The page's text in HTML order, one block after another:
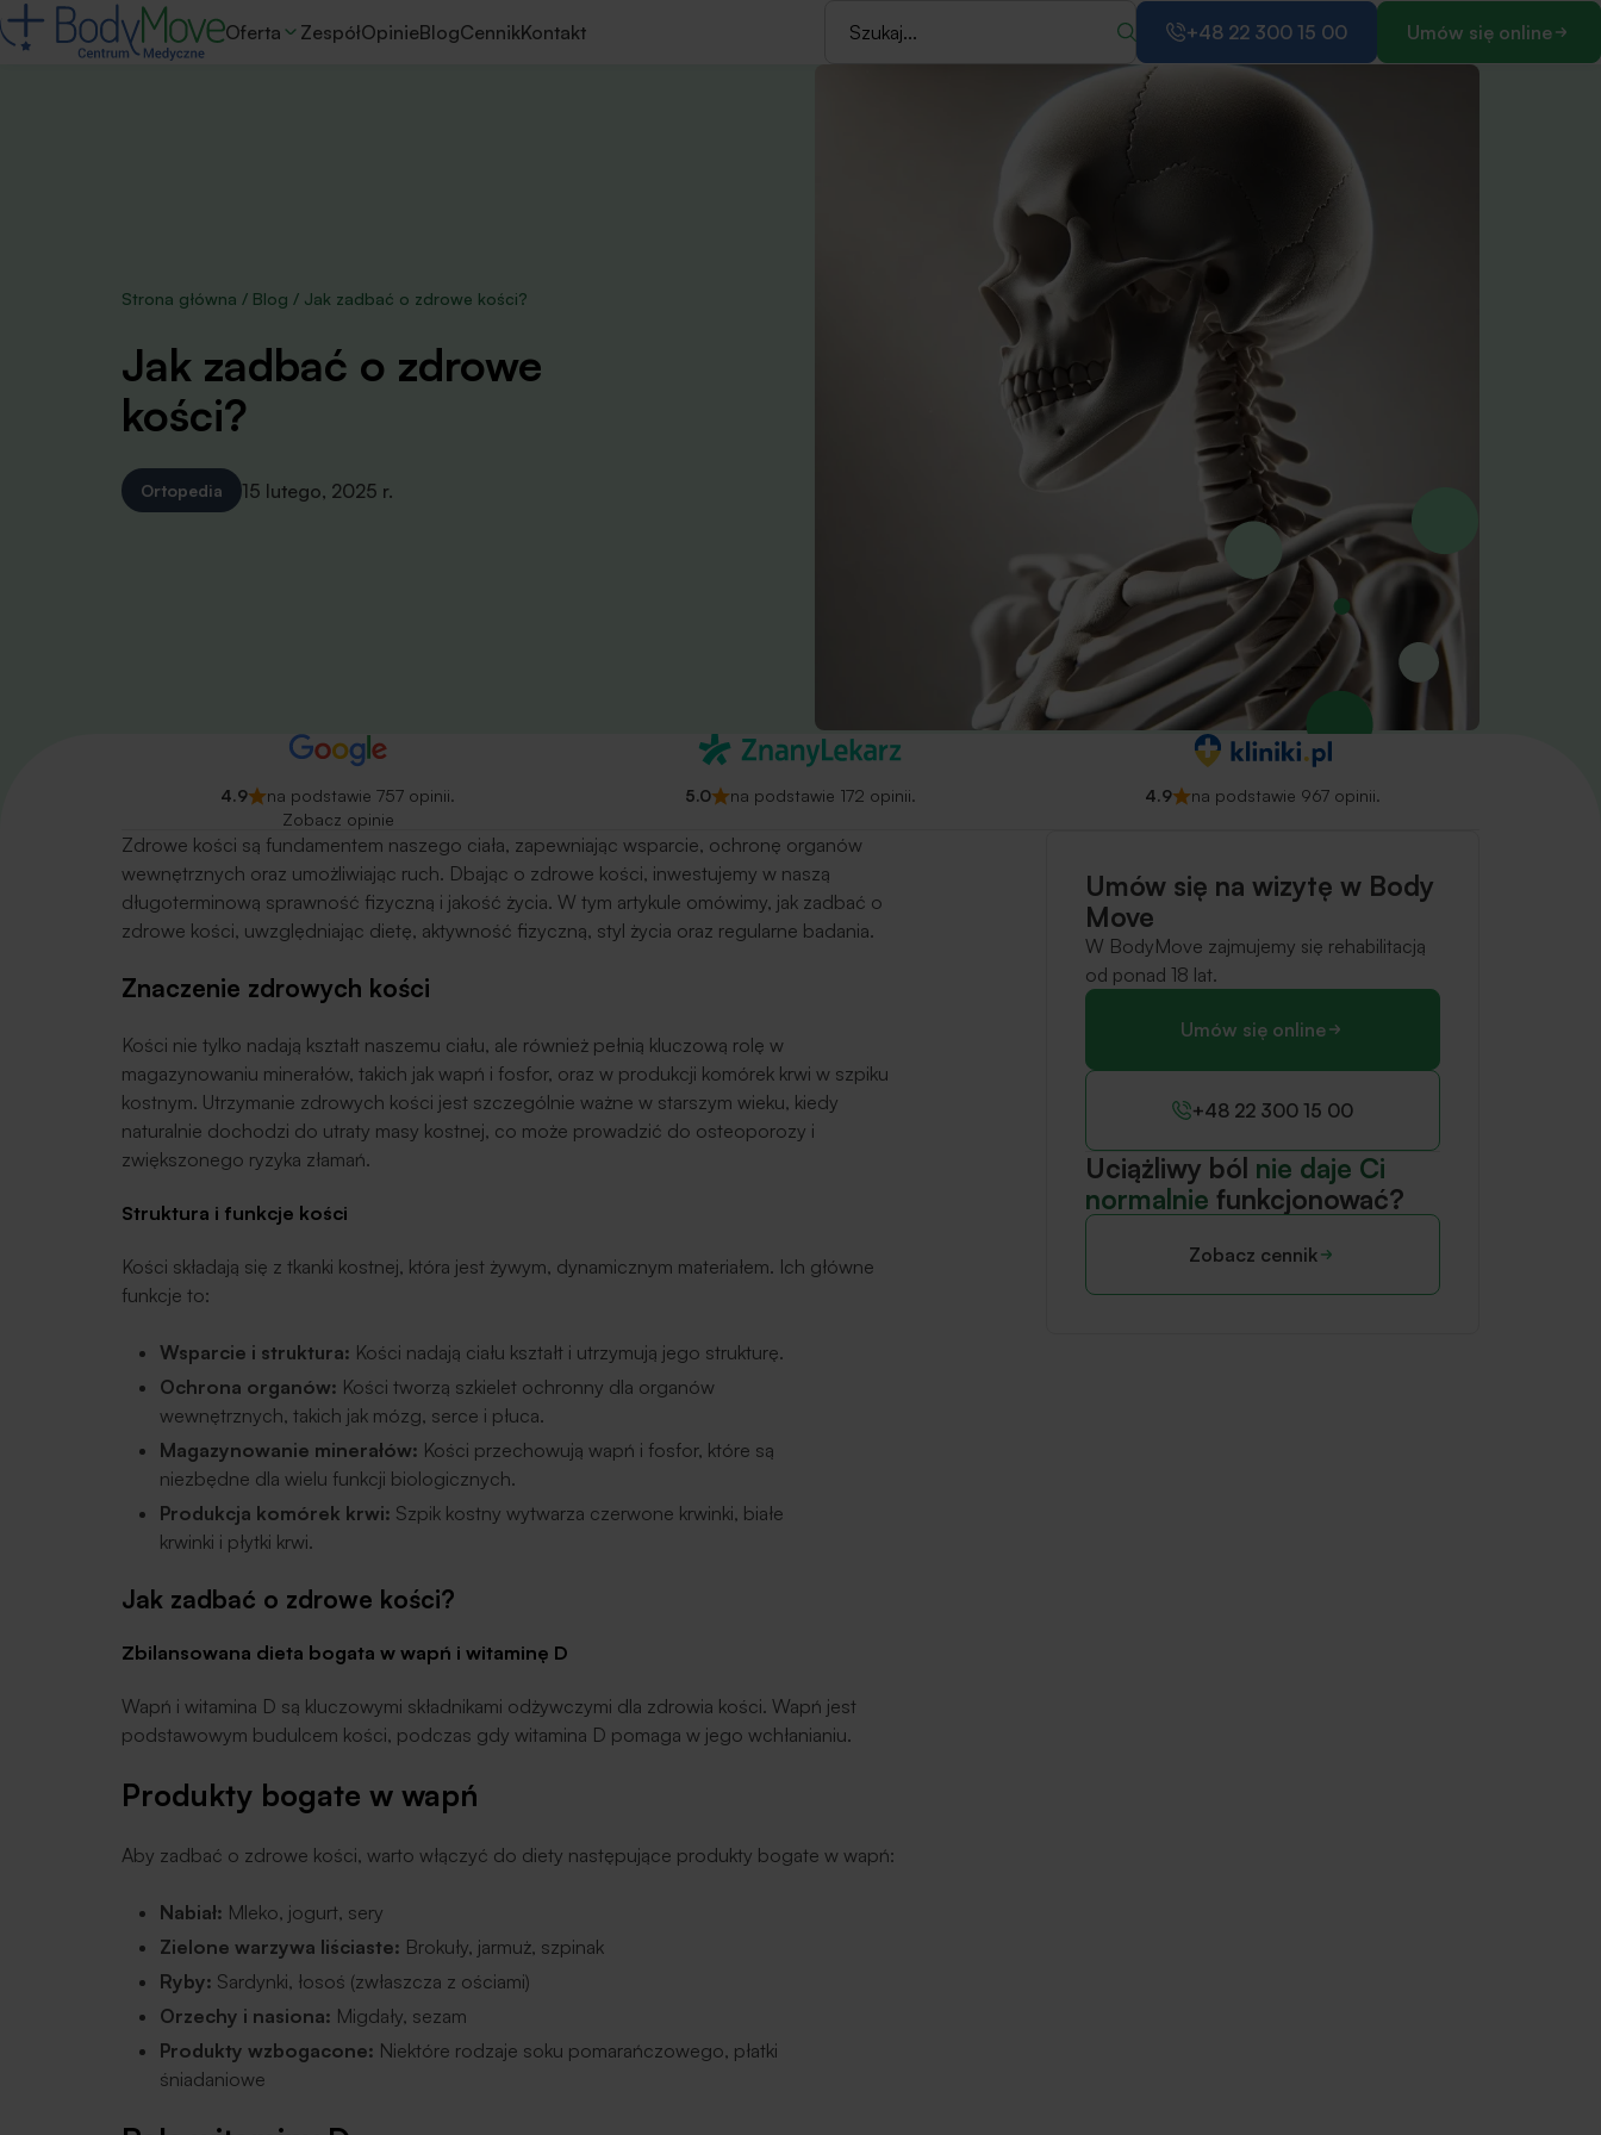
Oferta ZespółOpinieBlogCennikKontakt +48 22 300 15 00 Umów się online
Strona główna / Blog / Jak zadbać o zdrowe kości?
Jak zadbać o zdrowe
kości?
Ortopedia 15 lutego, 2025 r.
4.9
na podstawie 757 opinii.
Zobacz opinie
5.0 na podstawie 172 opinii. 4.9 na podstawie 967 opinii.
Zdrowe kości są fundamentem naszego ciała, zapewniając wsparcie, ochronę organów
wewnętrznych oraz umożliwiając ruch. Dbając o zdrowe kości, inwestujemy w naszą
długoterminową sprawność fizyczną i jakość życia. W tym artykule omówimy, jak zadbać o
zdrowe kości, uwzględniając dietę, aktywność fizyczną, styl życia oraz regularne badania.
Znaczenie zdrowych kości
Kości nie tylko nadają kształt naszemu ciału, ale również pełnią kluczową rolę w
magazynowaniu minerałów, takich jak wapń i fosfor, oraz w produkcji komórek krwi w szpiku
kostnym. Utrzymanie zdrowych kości jest szczególnie ważne w starszym wieku, kiedy
naturalnie dochodzi do utraty masy kostnej, co może prowadzić do osteoporozy i
zwiększonego ryzyka złamań.
Struktura i funkcje kości
Kości składają się z tkanki kostnej, która jest żywym, dynamicznym materiałem. Ich główne
funkcje to:
Wsparcie i struktura: Kości nadają ciału kształt i utrzymują jego strukturę.
Ochrona organów: Kości tworzą szkielet ochronny dla organów
wewnętrznych, takich jak mózg, serce i płuca.
Magazynowanie minerałów: Kości przechowują wapń i fosfor, które są
niezbędne dla wielu funkcji biologicznych.
Produkcja komórek krwi: Szpik kostny wytwarza czerwone krwinki, białe
krwinki i płytki krwi.
Jak zadbać o zdrowe kości?
Zbilansowana dieta bogata w wapń i witaminę D
Wapń i witamina D są kluczowymi składnikami odżywczymi dla zdrowia kości. Wapń jest
podstawowym budulcem kości, podczas gdy witamina D pomaga w jego wchłanianiu.
Produkty bogate w wapń
Aby zadbać o zdrowe kości, warto włączyć do diety następujące produkty bogate w wapń:
Nabiał: Mleko, jogurt, sery
Zielone warzywa liściaste: Brokuły, jarmuż, szpinak
Ryby: Sardynki, łosoś (zwłaszcza z ościami)
Orzechy i nasiona: Migdały, sezam
Produkty wzbogacone: Niektóre rodzaje soku pomarańczowego, płatki
śniadaniowe
Umów się na wizytę w Body
Move
W BodyMove zajmujemy się rehabilitacją
od ponad 18 lat.
Umów się online
+48 22 300 15 00
Uciążliwy ból nie daje Ci
normalnie funkcjonować?
Zobacz cennik